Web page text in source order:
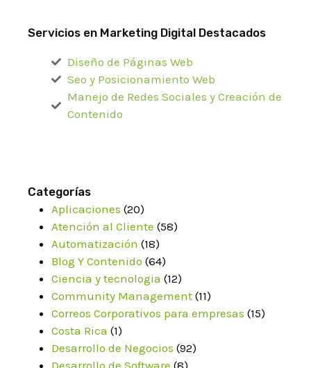
Servicios en Marketing Digital Destacados
Diseño de Páginas Web
Seo y Posicionamiento Web
Manejo de Redes Sociales y Creación de
Contenido
Categorías
Aplicaciones (20)
Atención al Cliente (58)
Automatización (18)
Blog Y Contenido (64)
Ciencia y tecnologia (12)
Community Management (11)
Correos Corporativos para empresas (15)
Costa Rica (1)
Desarrollo de Negocios (92)
Desarrollo de Software (8)